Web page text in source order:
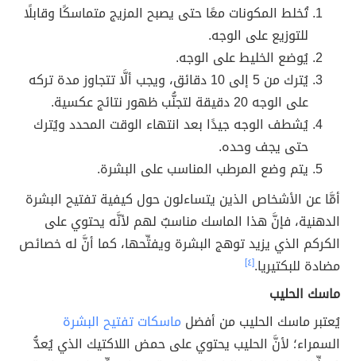
تُخلط المكونات معًا حتى يصبح المزيج متماسكًا وقابلًا
للتوزيع على الوجه.
يُوضع الخليط على الوجه.
يُترك من 5 إلى 10 دقائق، ويجب ألَّا تتجاوز مدة تركه
على الوجه 20 دقيقة لتجنُّب ظهور نتائج عكسية.
يُشطف الوجه جيدًا بعد انتهاء الوقت المحدد ويُترك
حتى يجف وحده.
يتم وضع المرطب المناسب على البشرة.
أمَّا عن الأشخاص الذين يتساءلون حول كيفية تفتيح البشرة
الدهنية، فإنَّ هذا الماسك مناسبٌ لهم لأنَّه يحتوي على
الكركم الذي يزيد توهج البشرة ويفتِّحها، كما أنَّ له خصائص
مضادة للبكتيريا.[٤]
ماسك الحليب
يُعتبر ماسك الحليب من أفضل ماسكات تفتيح البشرة
السمراء؛ لأنَّ الحليب يحتوي على حمض اللاكتيك الذي يُعدُّ